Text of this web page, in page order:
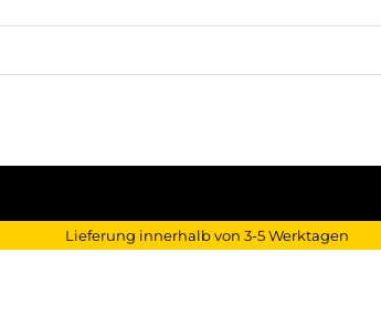
Lieferung innerhalb von 3-5 Werktagen